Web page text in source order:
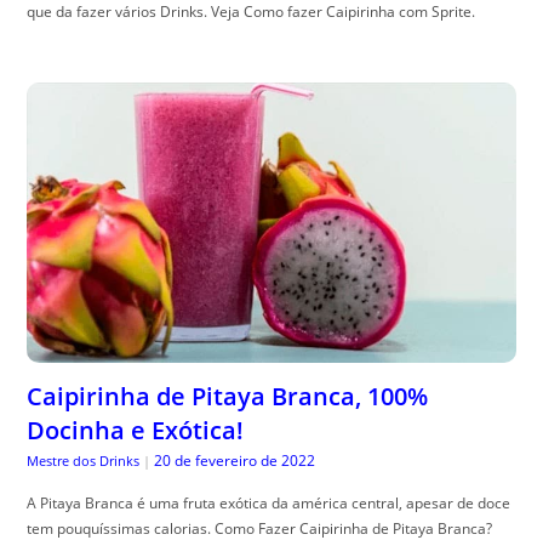
que da fazer vários Drinks. Veja Como fazer Caipirinha com Sprite.
Caipirinha de Pitaya Branca, 100%
Docinha e Exótica!
Mestre dos Drinks | 20 de fevereiro de 2022
A Pitaya Branca é uma fruta exótica da américa central, apesar de doce
tem pouquíssimas calorias. Como Fazer Caipirinha de Pitaya Branca?